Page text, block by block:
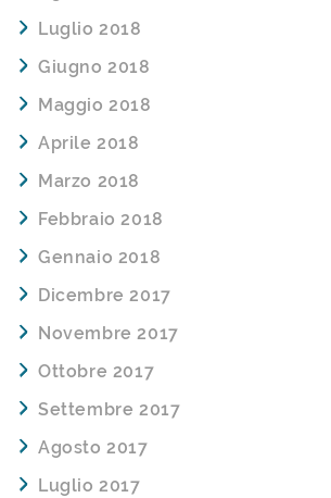
Luglio 2018
Giugno 2018
Maggio 2018
Aprile 2018
Marzo 2018
Febbraio 2018
Gennaio 2018
Dicembre 2017
Novembre 2017
Ottobre 2017
Settembre 2017
Agosto 2017
Luglio 2017